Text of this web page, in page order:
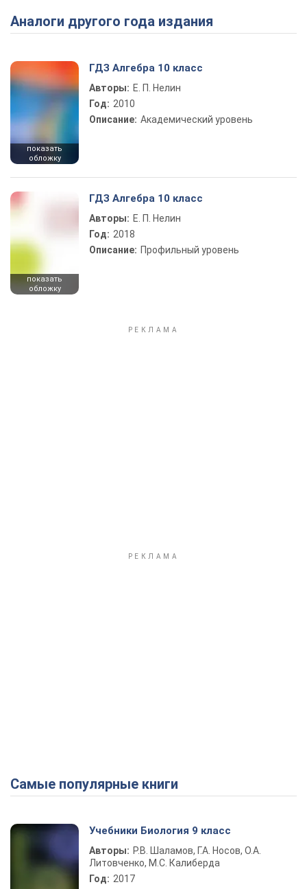
Play Video
Аналоги другого года издания
показать
обложку
ГДЗ Алгебра 10 класс
Авторы: Е. П. Нелин
Год: 2010
Описание: Академический уровень
показать
обложку
ГДЗ Алгебра 10 класс
Авторы: Е. П. Нелин
Год: 2018
Описание: Профильный уровень
Самые популярные книги
Учебники Биология 9 класс
Авторы: Р.В. Шаламов, Г.А. Носов, О.А.
Литовченко, М.С. Калиберда
Год: 2017